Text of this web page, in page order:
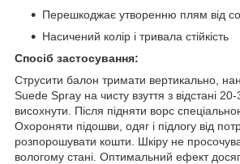
Перешкоджає утворенню плям від
Насичений колір і тривала стійкість
Спосіб застосування:
Струсити балон тримати вертикально,
Suede Spray на чисту взуття з відстані
висохнути. Після підняти ворс
Охороняти підошви, одяг і підлогу від
розпорошувати кошти. Шкіру не
вологому стані. Оптимальний ефект